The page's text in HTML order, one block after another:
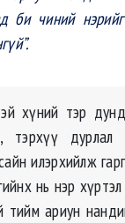
би чиний
хүний тэр
тэрхүү
илэрхийлж
нь нэр
тийм ариун